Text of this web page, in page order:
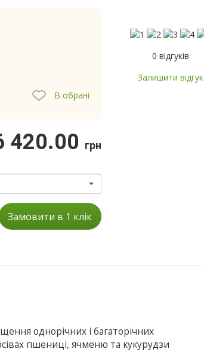
В обрані
420.00 грн
0 відгуків
Залишити відгук
Замовити в 1 клік
однорічних і багаторічних
пшениці, ячменю та кукурудзи